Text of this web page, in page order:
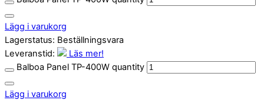
Lägg i varukorg
Lagerstatus: Beställningsvara
Leveranstid:
Läs mer!
Balboa Panel TP-400W quantity
Lägg i varukorg